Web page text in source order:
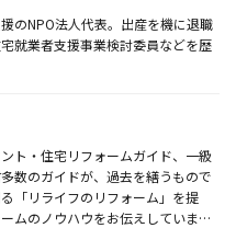
のNPO法人代表。出産を機に退職
就業者支援事業検討委員などを歴
ト・住宅リフォームガイド、一級
数のガイドが、過去を繕うもので
「リライフのリフォーム」を提
ムのノウハウをお伝えしていま